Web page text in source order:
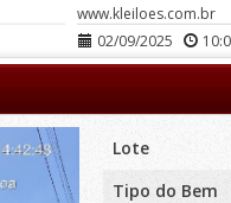
www.kleiloes.com.br
02/09/2025
Lote
Tipo do Bem